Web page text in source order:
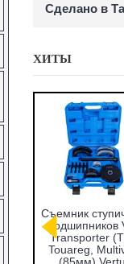
Сделано в
ХИТЫ
Набор
сальников и